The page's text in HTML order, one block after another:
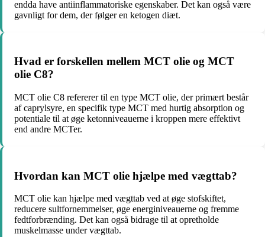
endda have antiinflammatoriske egenskaber. Det kan også være
gavnligt for dem, der følger en ketogen diæt.
Hvad er forskellen mellem MCT olie og MCT
olie C8?
MCT olie C8 refererer til en type MCT olie, der primært består
af caprylsyre, en specifik type MCT med hurtig absorption og
potentiale til at øge ketonniveauerne i kroppen mere effektivt
end andre MCTer.
Hvordan kan MCT olie hjælpe med vægttab?
MCT olie kan hjælpe med vægttab ved at øge stofskiftet,
reducere sultfornemmelser, øge energiniveauerne og fremme
fedtforbrænding. Det kan også bidrage til at opretholde
muskelmasse under vægttab.